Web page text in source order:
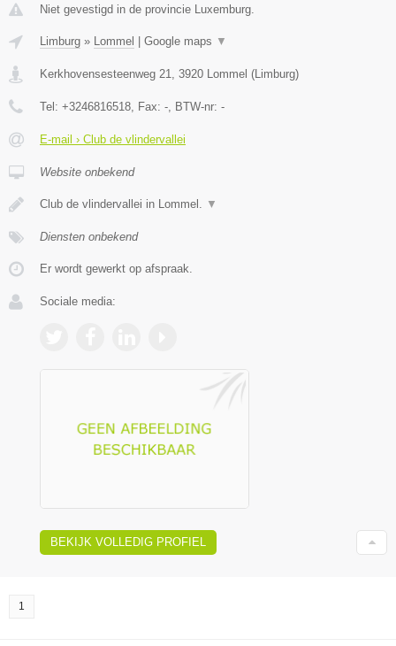
Niet gevestigd in de provincie Luxemburg.
Limburg » Lommel | Google maps ▼
Kerkhovensesteenweg 21 3920 Lommel (Limburg)
Tel: +3246816518 , Fax: - , BTW-nr: -
E-mail › Club de vlindervallei
Website onbekend
Club de vlindervallei in Lommel. ▼
Diensten onbekend
Er wordt gewerkt op afspraak.
Sociale media:
BEKIJK VOLLEDIG PROFIEL
1